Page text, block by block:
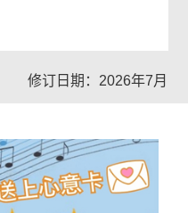
修订日期：2026年7月